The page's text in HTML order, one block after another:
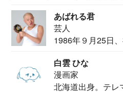
あばれる君
芸人
1986年９月25日
白雲 ひな
漫画家
北海道出身。テレ